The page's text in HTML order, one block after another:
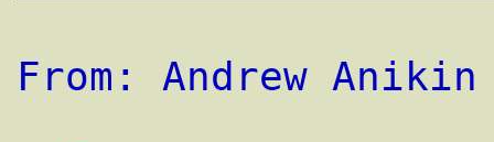
From: Andrew Anikin